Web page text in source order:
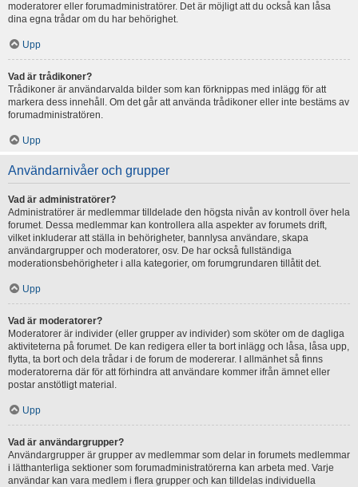
moderatorer eller forumadministratörer. Det är möjligt att du också kan låsa
dina egna trådar om du har behörighet.
Upp
Vad är trådikoner?
Trådikoner är användarvalda bilder som kan förknippas med inlägg för att
markera dess innehåll. Om det går att använda trådikoner eller inte bestäms av
forumadministratören.
Upp
Användarnivåer och grupper
Vad är administratörer?
Administratörer är medlemmar tilldelade den högsta nivån av kontroll över hela
forumet. Dessa medlemmar kan kontrollera alla aspekter av forumets drift,
vilket inkluderar att ställa in behörigheter, bannlysa användare, skapa
användargrupper och moderatorer, osv. De har också fullständiga
moderationsbehörigheter i alla kategorier, om forumgrundaren tillåtit det.
Upp
Vad är moderatorer?
Moderatorer är individer (eller grupper av individer) som sköter om de dagliga
aktiviteterna på forumet. De kan redigera eller ta bort inlägg och låsa, låsa upp,
flytta, ta bort och dela trådar i de forum de modererar. I allmänhet så finns
moderatorerna där för att förhindra att användare kommer ifrån ämnet eller
postar anstötligt material.
Upp
Vad är användargrupper?
Användargrupper är grupper av medlemmar som delar in forumets medlemmar
i lätthanterliga sektioner som forumadministratörerna kan arbeta med. Varje
användar kan vara medlem i flera grupper och kan tilldelas individuella